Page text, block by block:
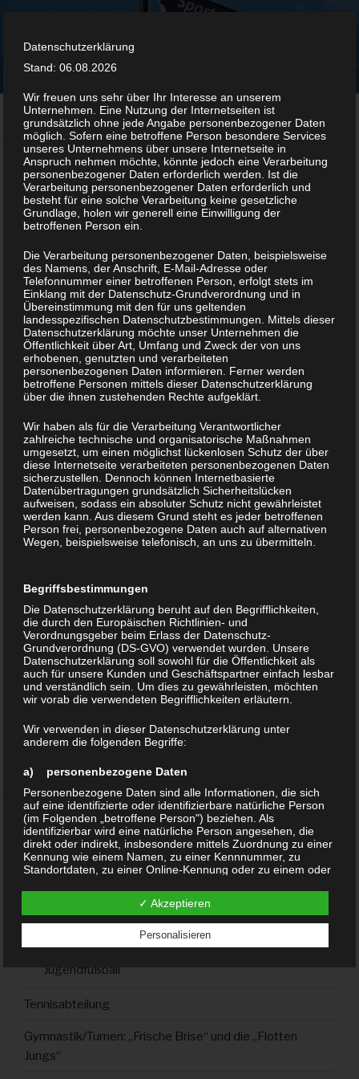
springen
SC KELLENHUSEN
Menü
VORSTAND
Vorstandsmitglieder
(Gesamtvorstand) :
Vorsitzender Hans Feig-
Felsch
Stellvertretender Vorsitzender Jörg
Lehnert
Kassenwart Klaus
Steuck
Schriftführer Nico Frewert
z.Zt. offen
Abteilungsleiter Tennis Simon Ruge
1. Beisitzer
Benjamin Sienkewitz
2. Beisitzer
Marcel Röttger
SEITEN
Startseite
Fussball
Herrenfußball
Jugendfußball
Tennisabteilung
Gymnastik/Turnen: „Frische Brise“ und die „Flotten
Jungs“
Datenschutzerklärung
Stand: 06.08.2026
Wir freuen uns sehr über Ihr Interesse an unserem
Unternehmen. Eine Nutzung der Internetseiten ist
grundsätzlich ohne jede Angabe personenbezogener Daten
möglich. Sofern eine betroffene Person besondere Services
unseres Unternehmens über unsere Internetseite in
Anspruch nehmen möchte, könnte jedoch eine Verarbeitung
personenbezogener Daten erforderlich werden. Ist die
Verarbeitung personenbezogener Daten erforderlich und
besteht für eine solche Verarbeitung keine gesetzliche
Grundlage, holen wir generell eine Einwilligung der
betroffenen Person ein.
Die Verarbeitung personenbezogener Daten, beispielsweise
des Namens, der Anschrift, E-Mail-Adresse oder
Telefonnummer einer betroffenen Person, erfolgt stets im
Einklang mit der Datenschutz-Grundverordnung und in
Übereinstimmung mit den für uns geltenden
landesspezifischen Datenschutzbestimmungen. Mittels dieser
Datenschutzerklärung möchte unser Unternehmen die
Öffentlichkeit über Art, Umfang und Zweck der von uns
erhobenen, genutzten und verarbeiteten
personenbezogenen Daten informieren. Ferner werden
betroffene Personen mittels dieser Datenschutzerklärung
über die ihnen zustehenden Rechte aufgeklärt.
Wir haben als für die Verarbeitung Verantwortlicher
zahlreiche technische und organisatorische Maßnahmen
umgesetzt, um einen möglichst lückenlosen Schutz der über
diese Internetseite verarbeiteten personenbezogenen Daten
sicherzustellen. Dennoch können Internetbasierte
Datenübertragungen grundsätzlich Sicherheitslücken
aufweisen, sodass ein absoluter Schutz nicht gewährleistet
werden kann. Aus diesem Grund steht es jeder betroffenen
Person frei, personenbezogene Daten auch auf alternativen
Wegen, beispielsweise telefonisch, an uns zu übermitteln.
Begriffsbestimmungen
Die Datenschutzerklärung beruht auf den Begrifflichkeiten,
die durch den Europäischen Richtlinien- und
Verordnungsgeber beim Erlass der Datenschutz-
Grundverordnung (DS-GVO) verwendet wurden. Unsere
Datenschutzerklärung soll sowohl für die Öffentlichkeit als
auch für unsere Kunden und Geschäftspartner einfach lesbar
und verständlich sein. Um dies zu gewährleisten, möchten
wir vorab die verwendeten Begrifflichkeiten erläutern.
Wir verwenden in dieser Datenschutzerklärung unter
anderem die folgenden Begriffe:
a) personenbezogene Daten
Personenbezogene Daten sind alle Informationen, die sich
auf eine identifizierte oder identifizierbare natürliche Person
(im Folgenden „betroffene Person") beziehen. Als
identifizierbar wird eine natürliche Person angesehen, die
direkt oder indirekt, insbesondere mittels Zuordnung zu einer
Kennung wie einem Namen, zu einer Kennnummer, zu
Standortdaten, zu einer Online-Kennung oder zu einem oder
physischen, physiologischen, genetischen, psychischen,
wirtschaftlichen, kulturellen oder sozialen Identität dieser
natürlichen Person sind, identifiziert werden kann.
b) betroffene Person
Betroffene Person ist jede identifizierte oder identifizierbare
für die Verarbeitung Verantwortlichen verarbeitet werden.
Verfahren ausgeführte Vorgang oder jede solche
✓ Akzeptieren
Personalisieren